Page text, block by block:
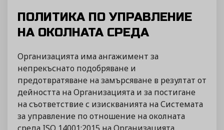
ПОЛИТИКА ПО УПРАВЛЕНИЕ
НА ОКОЛНАТА СРЕДА
Организацията има ангажимент за
непрекъснато подобряване и
предотвратяване на замърсяване в резултат от
дейността на Организацията и за постигане
на съответствие с изискванията на Системата
за управление по отношение на околната